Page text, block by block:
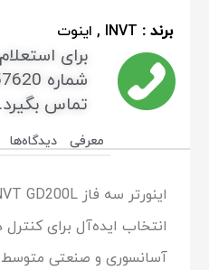
برند :
برای
شماره
تماس بگیرد.
معرفی دیدگاه‌ها
انتخاب ایده‌آل برای
آسانسوری و صنعتی متوسط